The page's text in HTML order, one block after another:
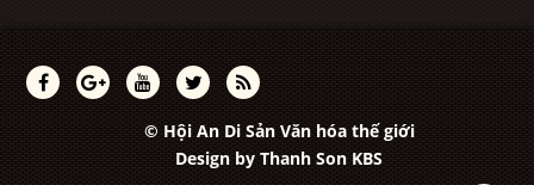
© Hội An Di Sản Văn hóa thế giới
Design by Thanh Son KBS